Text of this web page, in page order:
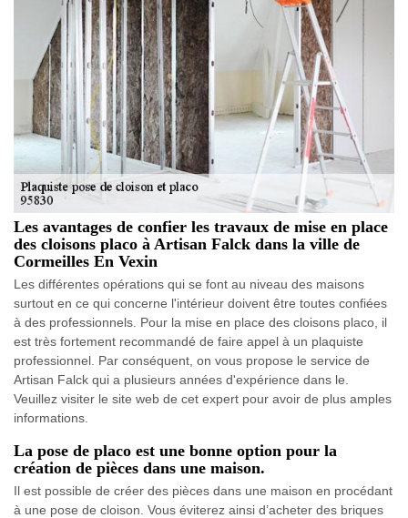
Les avantages de confier les travaux de mise en place
des cloisons placo à Artisan Falck dans la ville de
Cormeilles En Vexin
Les différentes opérations qui se font au niveau des maisons
surtout en ce qui concerne l'intérieur doivent être toutes confiées
à des professionnels. Pour la mise en place des cloisons placo, il
est très fortement recommandé de faire appel à un plaquiste
professionnel. Par conséquent, on vous propose le service de
Artisan Falck qui a plusieurs années d'expérience dans le.
Veuillez visiter le site web de cet expert pour avoir de plus amples
informations.
La pose de placo est une bonne option pour la
création de pièces dans une maison.
Il est possible de créer des pièces dans une maison en procédant
à une pose de cloison. Vous éviterez ainsi d’acheter des briques